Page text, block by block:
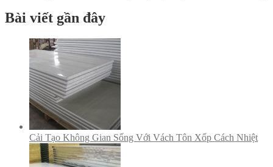
Bài viết gần đây
Cải Tạo Không Gian Sống Với Vách Tôn Xốp Cách Nhiệt